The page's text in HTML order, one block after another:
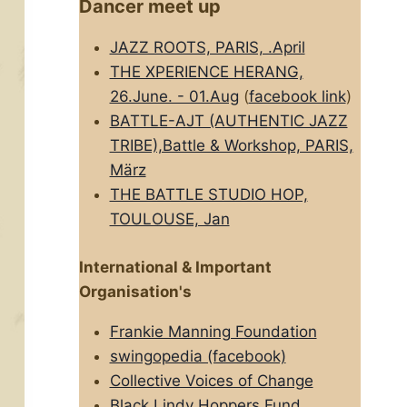
Dancer meet up
JAZZ ROOTS, PARIS, .April
THE XPERIENCE HERANG,
26.June. - 01.Aug (facebook link)
BATTLE-AJT (AUTHENTIC JAZZ
TRIBE),Battle & Workshop, PARIS,
März
THE BATTLE STUDIO HOP,
TOULOUSE, Jan
International & Important
Organisation's
Frankie Manning Foundation
swingopedia (facebook)
Collective Voices of Change